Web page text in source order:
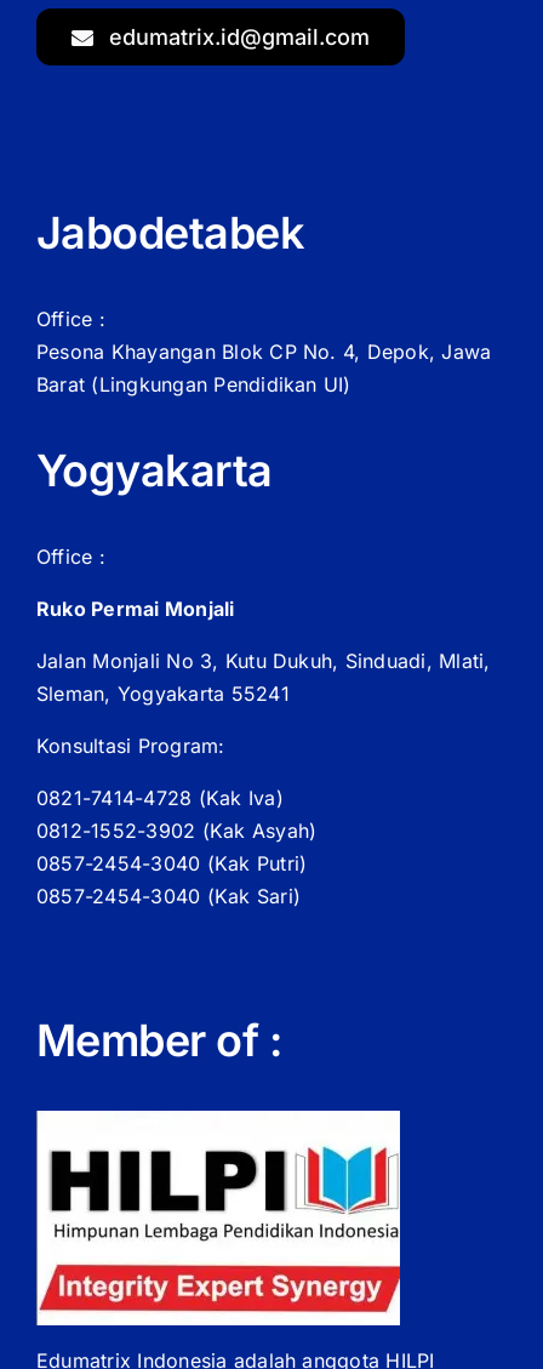
edumatrix.id@gmail.com
Jabodetabek
Office :
Pesona Khayangan Blok CP No. 4, Depok, Jawa
Barat (Lingkungan Pendidikan UI)
Yogyakarta
Office :
Ruko Permai Monjali
Jalan Monjali No 3, Kutu Dukuh, Sinduadi, Mlati,
Sleman, Yogyakarta 55241
Konsultasi Program:
0821-7414-4728 (Kak Iva)
0812-1552-3902 (Kak Asyah)
0857-2454-3040 (Kak Putri)
0857-2454-3040 (Kak Sari)
Member of :
Edumatrix Indonesia adalah anggota HILPI